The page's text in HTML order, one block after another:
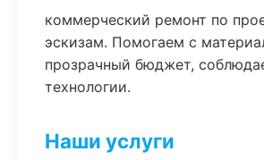
коммерческий ремонт по
эскизам. Помогаем с
прозрачный бюджет,
технологии.
Наши услуги